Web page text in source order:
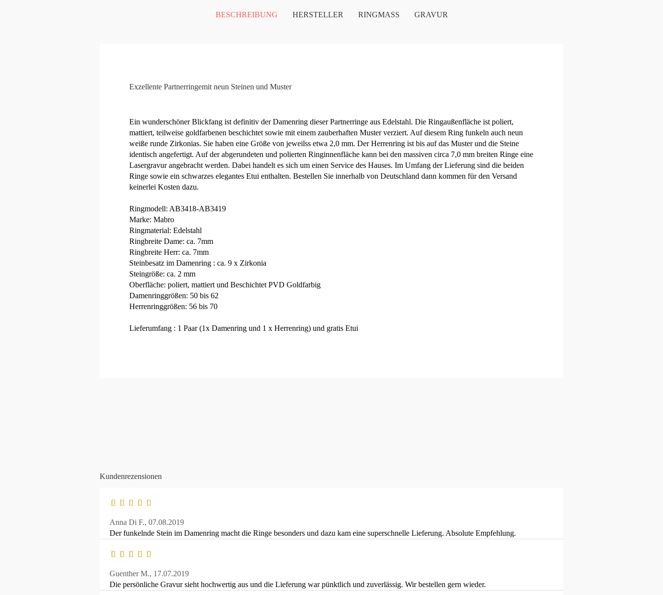
BESCHREIBUNG HERSTELLER RINGMASS GRAVUR
Exzellente Partnerringemit neun Steinen und Muster
Ein wunderschöner Blickfang ist definitiv der Damenring dieser Partnerringe aus Edelstahl. Die Ringaußenfläche ist poliert,
mattiert, teilweise goldfarbenen beschichtet sowie mit einem zauberhaften Muster verziert. Auf diesem Ring funkeln auch neun
weiße runde Zirkonias. Sie haben eine Größe von jeweilss etwa 2,0 mm. Der Herrenring ist bis auf das Muster und die Steine
identisch angefertigt. Auf der abgerundeten und polierten Ringinnenfläche kann bei den massiven circa 7,0 mm breiten Ringe eine
Lasergravur angebracht werden. Dabei handelt es sich um einen Service des Hauses. Im Umfang der Lieferung sind die beiden
Ringe sowie ein schwarzes elegantes Etui enthalten. Bestellen Sie innerhalb von Deutschland dann kommen für den Versand
keinerlei Kosten dazu.
Ringmodell: AB3418-AB3419
Marke: Mabro
Ringmaterial: Edelstahl
Ringbreite Dame: ca. 7mm
Ringbreite Herr: ca. 7mm
Steinbesatz im Damenring : ca. 9 x Zirkonia
Steingröße: ca. 2 mm
Oberfläche: poliert, mattiert und Beschichtet PVD Goldfarbig
Damenringgrößen: 50 bis 62
Herrenringgrößen: 56 bis 70
Lieferumfang : 1 Paar (1x Damenring und 1 x Herrenring) und gratis Etui
Kundenrezensionen
Anna Di F., 07.08.2019
Der funkelnde Stein im Damenring macht die Ringe besonders und dazu kam eine superschnelle Lieferung. Absolute Empfehlung.
Guenther M., 17.07.2019
Die persönliche Gravur sieht hochwertig aus und die Lieferung war pünktlich und zuverlässig. Wir bestellen gern wieder.